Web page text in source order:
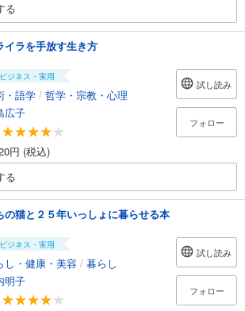
る
イラを手放す生き方
ビジネス・実用
・語学 / 哲学・宗教・心理
広子
円 (税込)
試し読み
フォロー
る
の猫と２５年いっしょに暮らせる本
ビジネス・実用
し・健康・美容 / 暮らし
明子
試し読み
フォロー